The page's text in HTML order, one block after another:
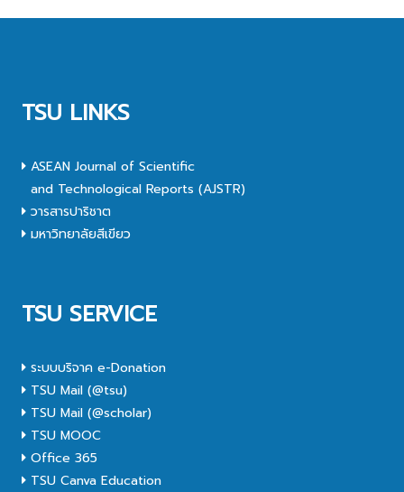
TSU LINKS
ASEAN Journal of Scientific
and Technological Reports (AJSTR)
วารสารปาริชาต
มหาวิทยาลัยสีเขียว
TSU SERVICE
ระบบบริจาค e-Donation
TSU Mail (@tsu)
TSU Mail (@scholar)
TSU MOOC
Office 365
TSU Canva Education